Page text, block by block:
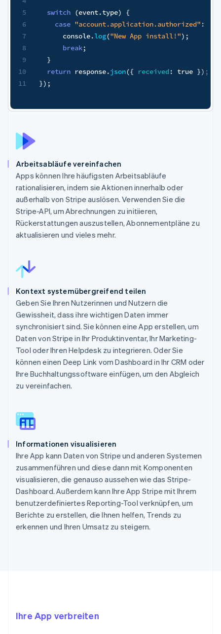
Arbeitsabläufe vereinfachen
Apps können Ihre häufigsten Arbeitsabläufe
rationalisieren, indem sie Aktionen innerhalb oder
außerhalb von Stripe auslösen. Verwenden Sie die
Stripe-API, um Abrechnungen zu initiieren,
Rückerstattungen auszustellen, Abonnementpläne zu
aktualisieren und vieles mehr.
Kontext systemübergreifend teilen
Geben Sie Ihren Nutzerinnen und Nutzern die
Gewissheit, dass ihre wichtigen Daten immer
synchronisiert sind. Sie können eine App erstellen, um
Daten von Stripe in Ihr Produktinventar, Ihr Marketing-
Tool oder Ihren Helpdesk zu integrieren. Oder Sie
können einen Deep Link vom Dashboard in Ihr CRM oder
Ihre Buchhaltungssoftware einfügen, um den Abgleich
zu vereinfachen.
Informationen visualisieren
Ihre App kann Daten von Stripe und anderen Systemen
zusammenführen und diese dann mit Komponenten
visualisieren, die genauso aussehen wie das Stripe-
Dashboard. Außerdem kann Ihre App Stripe mit Ihrem
benutzerdefiniertes Reporting-Tool verknüpfen, um
Berichte zu erstellen, die Ihnen helfen, Trends zu
erkennen und Ihren Umsatz zu steigern.
type)
:
"New App install!");
json received: true });
Ihre App verbreiten